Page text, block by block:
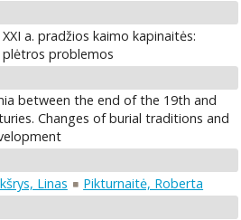
a. pradžios kaimo kapinaitės:
problemos
between the end of the 19th and
Changes of burial traditions and
Linas
Pikturnaitė, Roberta